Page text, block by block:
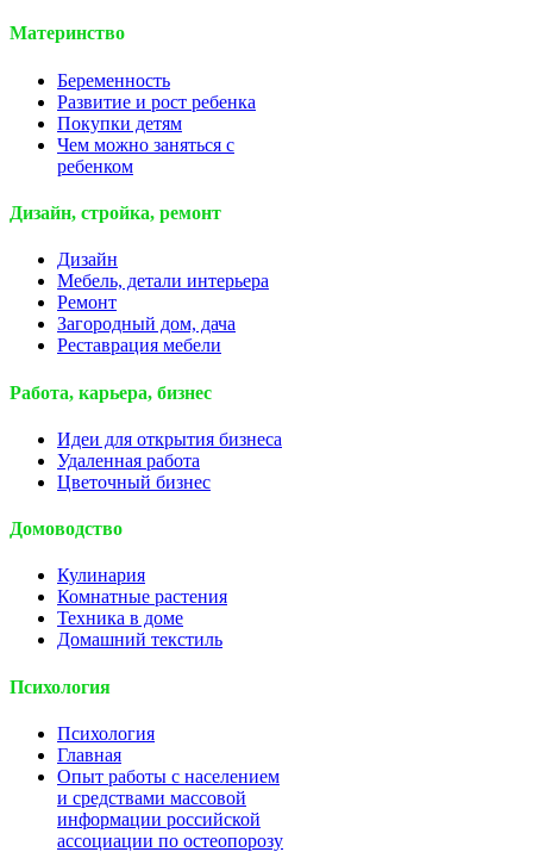
Материнство
Беременность
Развитие и рост ребенка
Покупки детям
Чем можно заняться с
ребенком
Дизайн, стройка, ремонт
Дизайн
Мебель, детали интерьера
Ремонт
Загородный дом, дача
Реставрация мебели
Работа, карьера, бизнес
Идеи для открытия бизнеса
Удаленная работа
Цветочный бизнес
Домоводство
Кулинария
Комнатные растения
Техника в доме
Домашний текстиль
Психология
Психология
Главная
Опыт работы с населением
и средствами массовой
информации российской
ассоциации по остеопорозу